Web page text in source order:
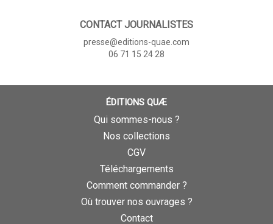
CONTACT JOURNALISTES
presse@editions-quae.com
06 71 15 24 28
ÉDITIONS QUÆ
Qui sommes-nous ?
Nos collections
CGV
Téléchargements
Comment commander ?
Où trouver nos ouvrages ?
Contact